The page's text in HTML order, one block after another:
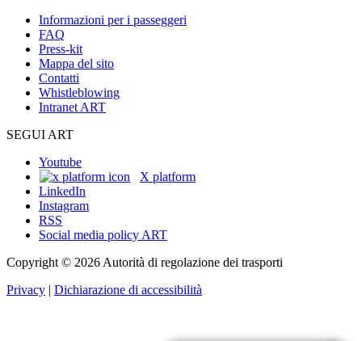
Informazioni per i passeggeri
FAQ
Press-kit
Mappa del sito
Contatti
Whistleblowing
Intranet ART
SEGUI ART
Youtube
X platform
LinkedIn
Instagram
RSS
Social media policy ART
Copyright © 2026 Autorità di regolazione dei trasporti
Privacy | Dichiarazione di accessibilità